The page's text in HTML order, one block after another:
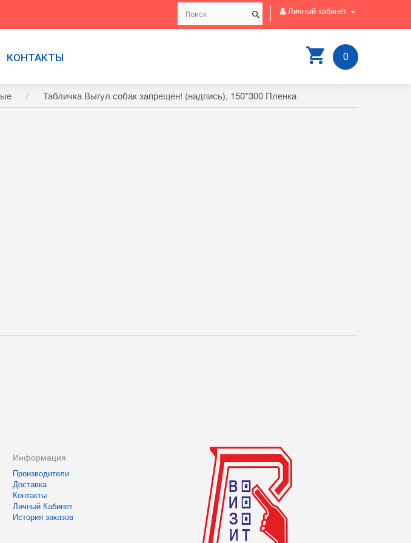
Личный кабинет
0
КОНТАКТЫ
Табличка Выгул собак запрещен! (надпись), 150*300 Пленка
Информация
Производители
Доставка
Контакты
Личный Кабинет
История заказов